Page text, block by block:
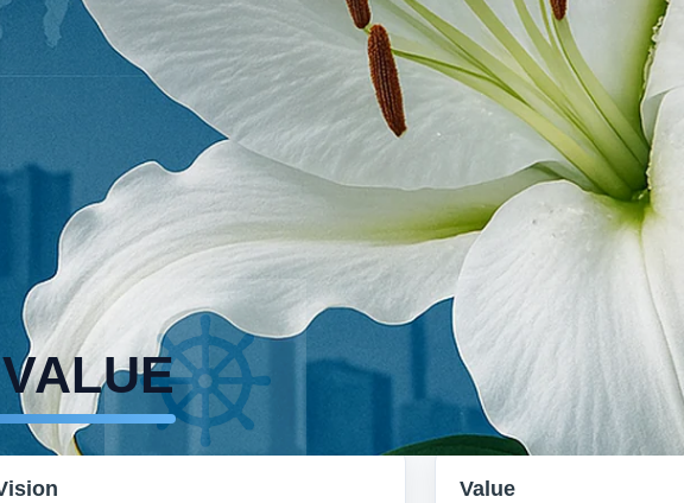
文化の“間”に立ち、 確かな信用 で世界をつなげます。
ら世界へ」を原点に、事業とネットワークを育てています。
Learn more →
Value